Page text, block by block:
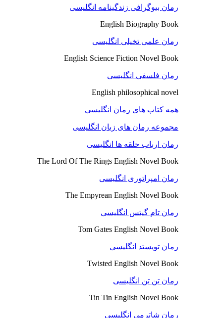
رمان بیوگرافی زندگینامه انگلیسی
English Biography Book
رمان علمی تخیلی انگلیسی
English Science Fiction Novel Book
رمان فلسفی انگلیسی
English philosophical novel
همه کتاب های رمان انگلیسی
مجموعه رمان های زبان انگلیسی
رمان ارباب حلقه ها انگلیسی
The Lord Of The Rings English Novel Book
رمان امپراتوری انگلیسی
The Empyrean English Novel Book
رمان تام گیتس انگلیسی
Tom Gates English Novel Book
رمان تویستد انگلیسی
Twisted English Novel Book
رمان تن تن انگلیسی
Tin Tin English Novel Book
رمان شاترمی انگلیسی